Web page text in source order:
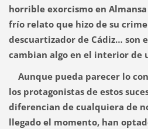
horrible exorcismo en
frío relato que hizo de su
descuartizador de Cádiz… son
cambian algo en el interior de
Aunque pueda parecer lo
los protagonistas de estos
diferencian de cualquiera de
llegado el momento, han